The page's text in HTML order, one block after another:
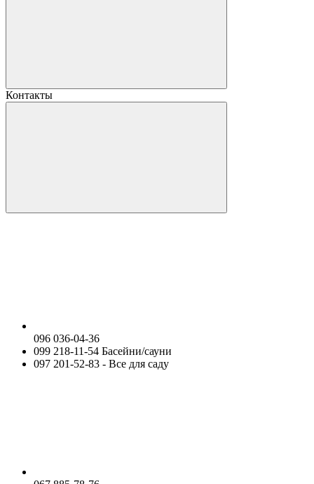
Контакты
096 036-04-36
099 218-11-54 Басейни/сауни
097 201-52-83 - Все для саду